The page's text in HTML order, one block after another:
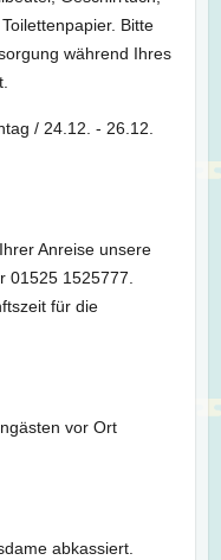
Bitte
während Ihres
/ 24.12. - 26.12.
Anreise unsere
01525 1525777.
für die
vor Ort
abkassiert.